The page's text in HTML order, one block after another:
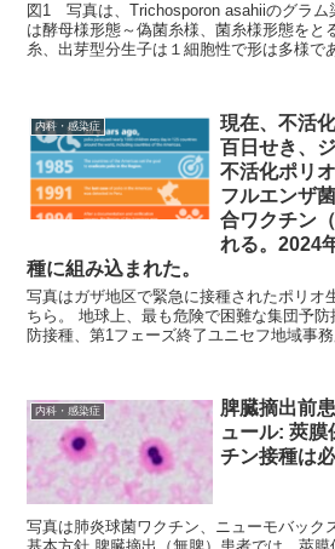
図1 写真は、Trichosporon asahiiのグラム染色.
は酵母様形態～偽菌糸様、菌糸様形態をとる。 仮性菌糸お
糸、出芽型分生子は１細胞性で形は多様で
内科・感染症
現在、不活
百日せき、
不活化ポリ
フルエンザ
合ワクチン
れる。2024
種に組み込まれた。
写真はガザ地区で緊急に接種されたポリオ
ちら。 地球上、最も危険で困難な集団予防接種 ガザでのポリオ予
防接種、第1フェーズ終了ユニセフ地域事務所代表声
内科・感染症
脾臓摘出前
ュール: 莢膜
チン接種は
写真は肺炎球菌ワクチン、ニューモバック